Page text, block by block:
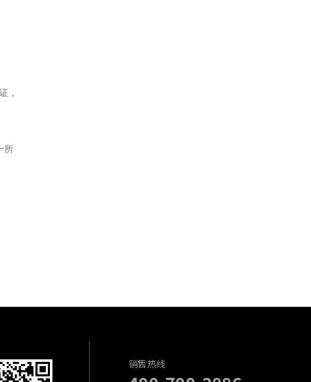
，
所
销售热线